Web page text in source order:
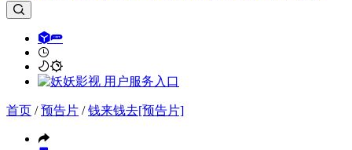
首页 /预告片 /钱来钱去[预告片]